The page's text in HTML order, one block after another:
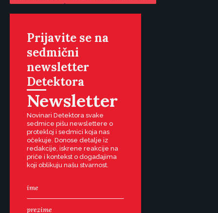
Prijavite se na
sedmični
newsletter
Detektora
Newsletter
Novinari Detektora svake
sedmice pišu newslettere o
protekloj i sedmici koja nas
očekuje. Donose detalje iz
redakcije, iskrene reakcije na
priče i kontekst o događajima
koji oblikuju našu stvarnost.